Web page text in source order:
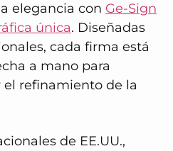
elegancia con Ge-Sign
única. Diseñadas
cada firma está
a mano para
el refinamiento de la
de EE.UU.,